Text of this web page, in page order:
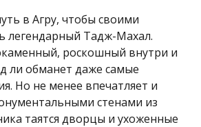
в Агру, чтобы своими
легендарный Тадж-Махал.
роскошный внутри и
ли обманет даже самые
Но не менее впечатляет и
стенами из
таятся дворцы и ухоженные